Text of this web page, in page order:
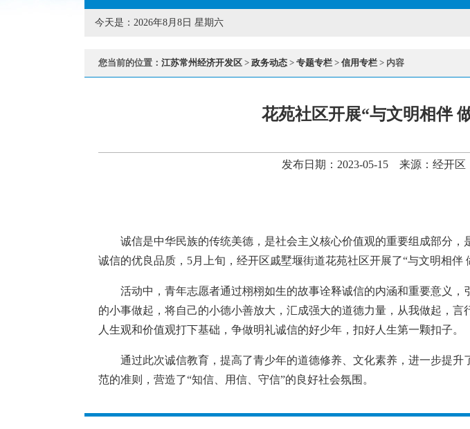
今天是： 2026年8月8日 星期六
您当前的位置： 江苏常州经济开发区 > 政务动态 > 专题专栏 > 信用专栏 > 内容
花苑社区开展“与文明相伴
发布日期：2023-05-15 来源：经开区
诚信是中华民族的传统美德，是社会主义核心价值观的重要组成部分
诚信的优良品质， 5月上旬，经开区戚墅堰街道花苑社区开展了“与文明相伴
活动中，青年志愿者通过栩栩如生的故事诠释诚信的内涵和重要意义
的小事做起，将自己的小德小善放大，汇成强大的道德力量，从我做起，
人生观和价值观打下基础，争做明礼诚信的好少年，扣好人生第一颗扣子。
通过此次诚信教育，提高了青少年的道德修养、文化素养，进一步提
范的准则，营造了“知信、用信、守信”的良好社会氛围。